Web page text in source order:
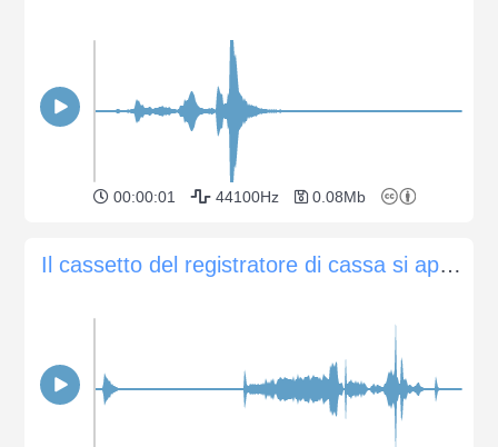
00:00:01 44100Hz 0.08Mb
Il cassetto del registratore di cassa si apre e viene stampato uno scontrino